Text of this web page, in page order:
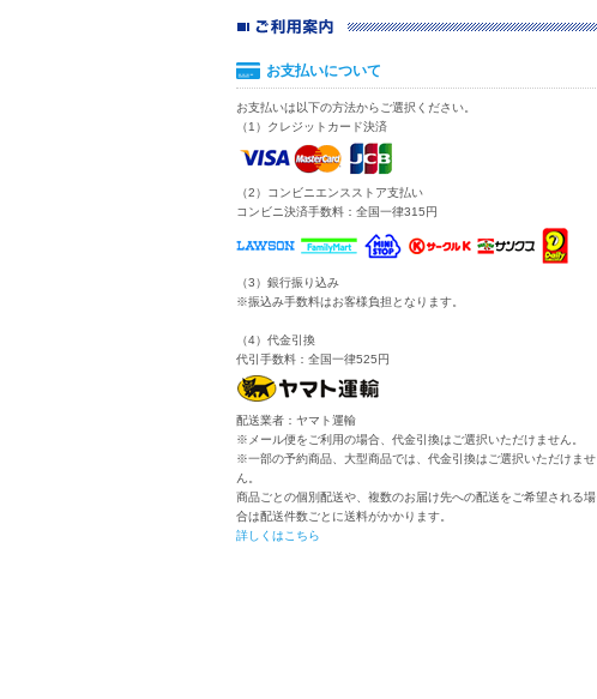
お支払いについて
お支払いは以下の方法からご選択ください。
（1）クレジットカード決済
（2）コンビニエンスストア支払い
コンビニ決済手数料：全国一律315円
（3）銀行振り込み
※振込み手数料はお客様負担となります。
（4）代金引換
代引手数料：全国一律525円
配送業者：ヤマト運輸
※メール便をご利用の場合、代金引換はご選択いただけません。
※一部の予約商品、大型商品では、代金引換はご選択いただけませ
ん。
商品ごとの個別配送や、複数のお届け先への配送をご希望される場
合は配送件数ごとに送料がかかります。
詳しくはこちら